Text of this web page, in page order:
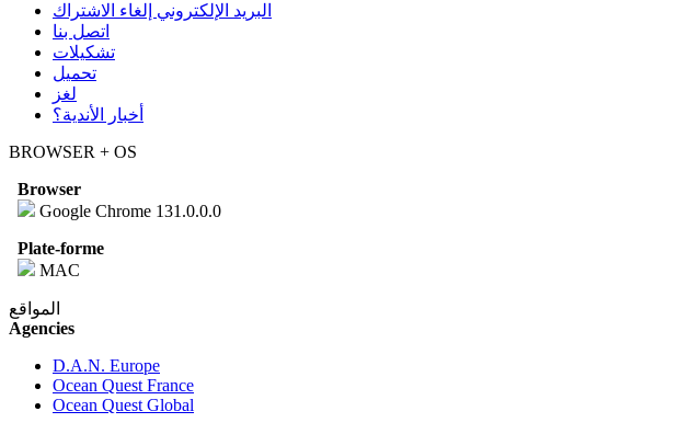
البريد الإلكتروني إلغاء الاشتراك
اتصل بنا
تشكيلات
تحميل
لغز
أخبار الأندية؟
BROWSER + OS
Browser
Google Chrome 131.0.0.0
Plate-forme
MAC
المواقع
Agencies
D.A.N. Europe
Ocean Quest France
Ocean Quest Global